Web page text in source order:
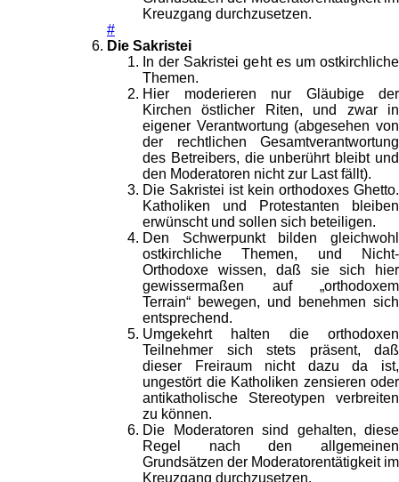
Kreuzgang durchzusetzen.
#
Die Sakristei
In der Sakristei geht es um ostkirchliche
Themen.
Hier moderieren nur Gläubige der
Kirchen östlicher Riten, und zwar in
eigener Verantwortung (abgesehen von
der rechtlichen Gesamtverantwortung
des Betreibers, die unberührt bleibt und
den Moderatoren nicht zur Last fällt).
Die Sakristei ist kein orthodoxes Ghetto.
Katholiken und Protestanten bleiben
erwünscht und sollen sich beteiligen.
Den Schwerpunkt bilden gleichwohl
ostkirchliche Themen, und Nicht-
Orthodoxe wissen, daß sie sich hier
gewissermaßen auf „orthodoxem
Terrain“ bewegen, und benehmen sich
entsprechend.
Umgekehrt halten die orthodoxen
Teilnehmer sich stets präsent, daß
dieser Freiraum nicht dazu da ist,
ungestört die Katholiken zensieren oder
antikatholische Stereotypen verbreiten
zu können.
Die Moderatoren sind gehalten, diese
Regel nach den allgemeinen
Grundsätzen der Moderatorentätigkeit im
Kreuzgang durchzusetzen.